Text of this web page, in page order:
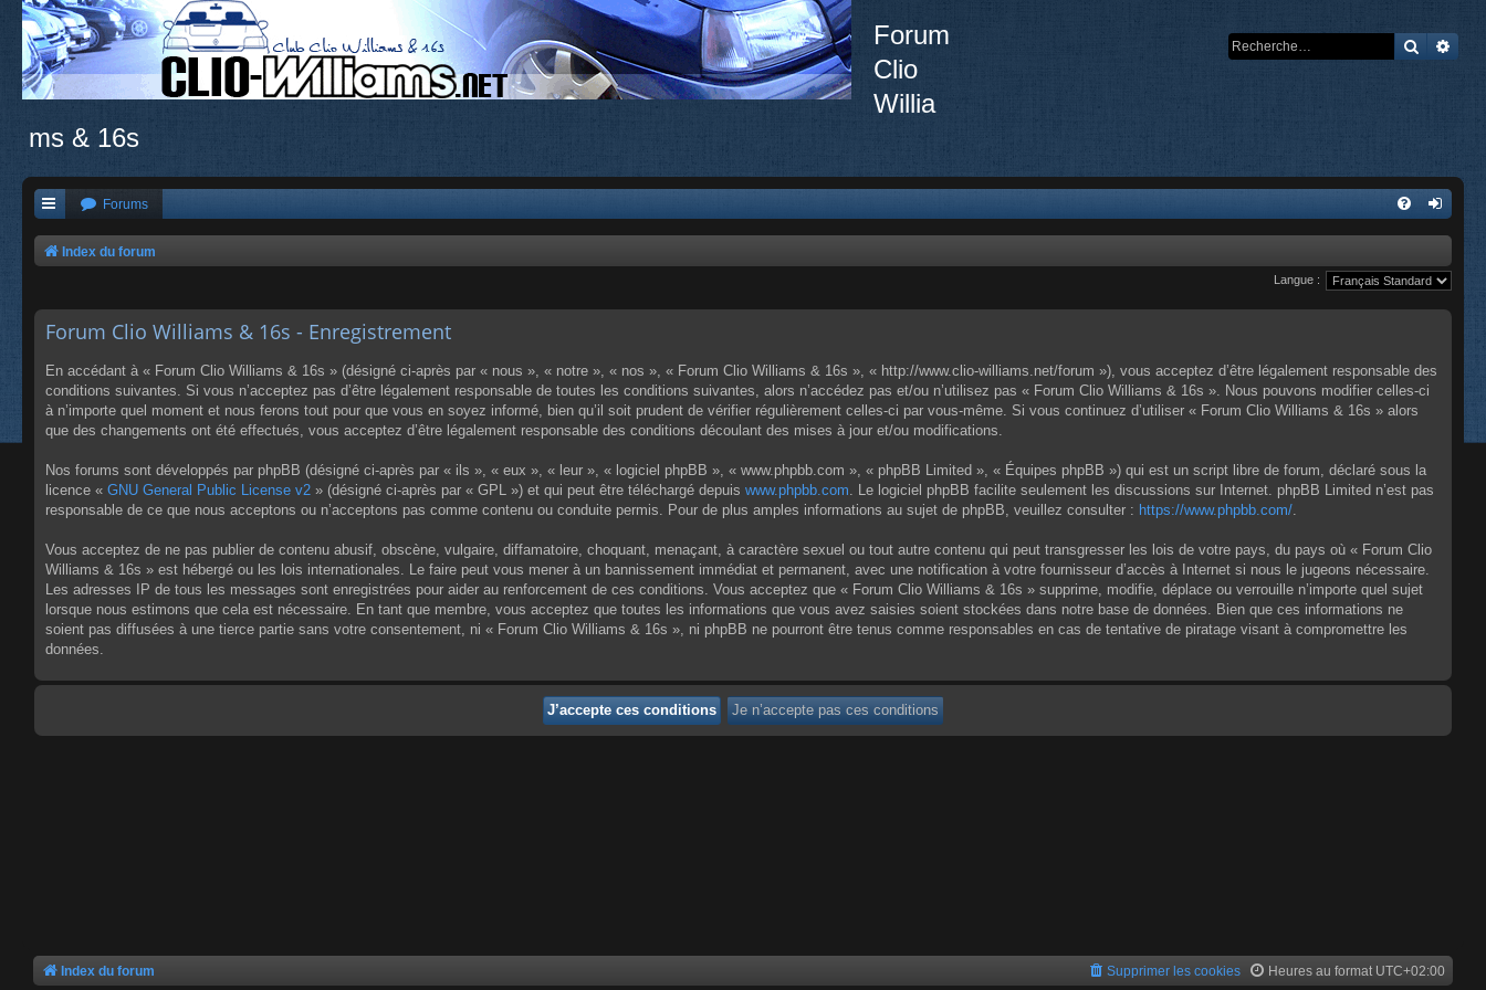
Forum
Clio
Willia
ms & 16s
Forums
Index du forum
Langue :
Forum Clio Williams & 16s - Enregistrement
En accédant à « Forum Clio Williams & 16s » (désigné ci-après par « nous », « notre », « nos », « Forum Clio Williams & 16s », « http://www.clio-williams.net/forum »), vous acceptez d’être légalement responsable des
conditions suivantes. Si vous n’acceptez pas d’être légalement responsable de toutes les conditions suivantes, alors n’accédez pas et/ou n’utilisez pas « Forum Clio Williams & 16s ». Nous pouvons modifier celles-ci
à n’importe quel moment et nous ferons tout pour que vous en soyez informé, bien qu’il soit prudent de vérifier régulièrement celles-ci par vous-même. Si vous continuez d’utiliser « Forum Clio Williams & 16s » alors
que des changements ont été effectués, vous acceptez d’être légalement responsable des conditions découlant des mises à jour et/ou modifications.
Nos forums sont développés par phpBB (désigné ci-après par « ils », « eux », « leur », « logiciel phpBB », « www.phpbb.com », « phpBB Limited », « Équipes phpBB ») qui est un script libre de forum, déclaré sous la
licence « GNU General Public License v2 » (désigné ci-après par « GPL ») et qui peut être téléchargé depuis www.phpbb.com . Le logiciel phpBB facilite seulement les discussions sur Internet. phpBB Limited n’est pas
responsable de ce que nous acceptons ou n’acceptons pas comme contenu ou conduite permis. Pour de plus amples informations au sujet de phpBB, veuillez consulter : https://www.phpbb.com/
Vous acceptez de ne pas publier de contenu abusif, obscène, vulgaire, diffamatoire, choquant, menaçant, à caractère sexuel ou tout autre contenu qui peut transgresser les lois de votre pays, du pays où « Forum Clio
Williams & 16s » est hébergé ou les lois internationales. Le faire peut vous mener à un bannissement immédiat et permanent, avec une notification à votre fournisseur d’accès à Internet si nous le jugeons nécessaire.
Les adresses IP de tous les messages sont enregistrées pour aider au renforcement de ces conditions. Vous acceptez que « Forum Clio Williams & 16s » supprime, modifie, déplace ou verrouille n’importe quel sujet
lorsque nous estimons que cela est nécessaire. En tant que membre, vous acceptez que toutes les informations que vous avez saisies soient stockées dans notre base de données. Bien que ces informations ne
soient pas diffusées à une tierce partie sans votre consentement, ni « Forum Clio Williams & 16s », ni phpBB ne pourront être tenus comme responsables en cas de tentative de piratage visant à compromettre les
données.
Index du forum Heures au format UTC+02:00
Supprimer les cookies